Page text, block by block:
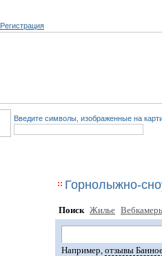
Регистрация
Введите символы, изображенные на
Горнолыжно-
Поиск Жилье
Например, отзывы